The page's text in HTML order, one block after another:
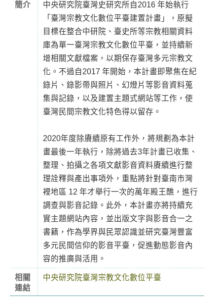
簡介
中央研究院臺灣史研究所自2016 年始執行
「臺灣宗教文化數位平臺建置計畫」，原擬
目標在整合中研院、臺史所等宗教相關資料
庫為單一臺灣宗教文化數位平臺，並持續新
增相關文獻檔案，以期保存臺灣多元宗教文
化。不過自2017 年開始，本計畫即聚焦在紀
錄片、錄影帶與照片、幻燈片等影音資料蒐
集與記錄，以及建置主題式網站等工作，使
臺灣民間宗教文化特色得以留存。
2020年度除賡續原有工作外，將規劃為本計
畫最後一年執行，除將過去3年計畫已收集、
整理、拍攝之各項文獻影音資料賡續進行整
理詮釋與產出事項外，重點將針對臺南市灣
裡地區 12 年才舉行一次的萬年殿王醮，進行
調查與影音記錄。此外，本計畫亦將持續充
實主題網站內容，並出版文字與影音合一之
書籍，作為學界與民眾認識並研究臺灣豐富
多元民間信仰的影音平臺，促進動態影音內
容的推廣與活用。
相關
連結
中央研究院臺灣宗教文化數位平臺